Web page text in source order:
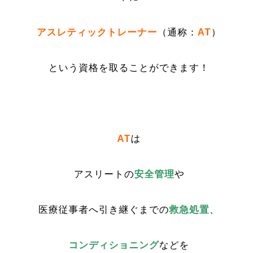
アスレティックトレーナー （通称：AT）
という資格を取ることができます！
ATは
アスリートの安全管理や
医療従事者へ引き継ぐまでの救急処置
コンディショニングなどを